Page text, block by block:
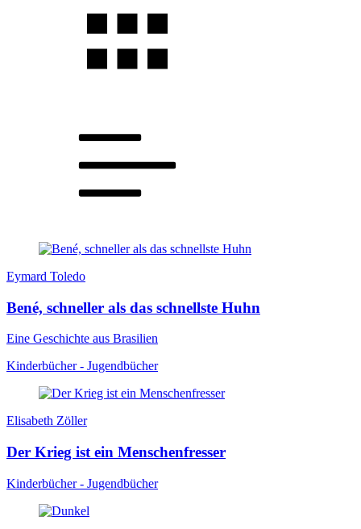
Eymard Toledo
Bené, schneller als das schnellste Huhn
Eine Geschichte aus Brasilien
Kinderbücher - Jugendbücher
Elisabeth Zöller
Der Krieg ist ein Menschenfresser
Kinderbücher - Jugendbücher